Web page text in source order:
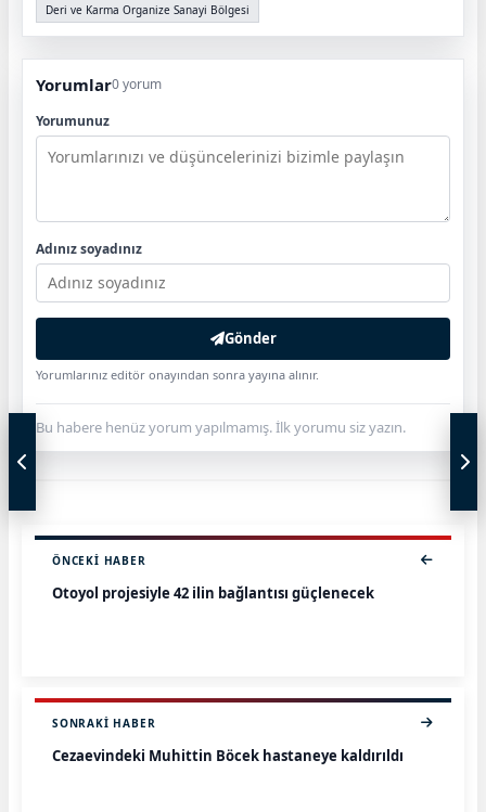
Deri ve Karma Organize Sanayi Bölgesi
Yorumlar0 yorum
Yorumunuz
Adınız soyadınız
Gönder
Yorumlarınız editör onayından sonra yayına alınır.
Bu habere henüz yorum yapılmamış. İlk yorumu siz yazın.
ÖNCEKI HABER
Otoyol projesiyle 42 ilin bağlantısı güçlenecek
SONRAKI HABER
Cezaevindeki Muhittin Böcek hastaneye kaldırıldı